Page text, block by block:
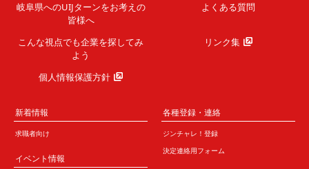
岐阜県へのUIJターンをお考えの
皆様へ
よくある質問
こんな視点でも企業を探してみ
よう
リンク集
個人情報保護方針
新着情報
求職者向け
イベント情報
各種登録・連絡
ジンチャレ！登録
決定連絡用フォーム